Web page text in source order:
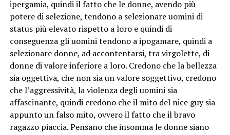
ipergamia, quindi il fatto che le donne, avendo più
potere di selezione, tendono a selezionare uomini di
status più elevato rispetto a loro e quindi di
conseguenza gli uomini tendono a ipogamare, quindi a
selezionare donne, ad accontentarsi, tra virgolette, di
donne di valore inferiore a loro. Credono che la bellezza
sia oggettiva, che non sia un valore soggettivo, credono
che l’aggressività, la violenza degli uomini sia
affascinante, quindi credono che il mito del nice guy sia
appunto un falso mito, ovvero il fatto che il bravo
ragazzo piaccia. Pensano che insomma le donne siano